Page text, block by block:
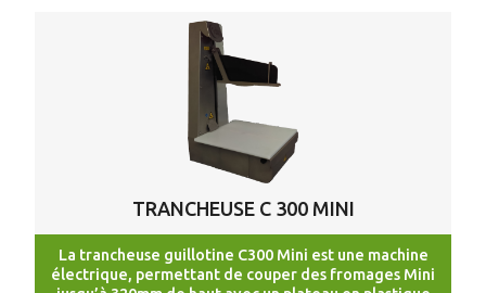
TRANCHEUSE C 300 MINI
La trancheuse guillotine C300 Mini est une machine
électrique, permettant de couper des fromages Mini